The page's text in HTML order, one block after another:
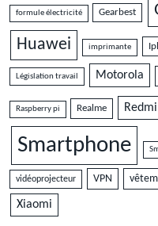
formule électricité Gearbest
Huawei imprimante
Législation travail Motorola
Raspberry pi Realme Redmi
Smartphone
vidéoprojecteur VPN
Xiaomi